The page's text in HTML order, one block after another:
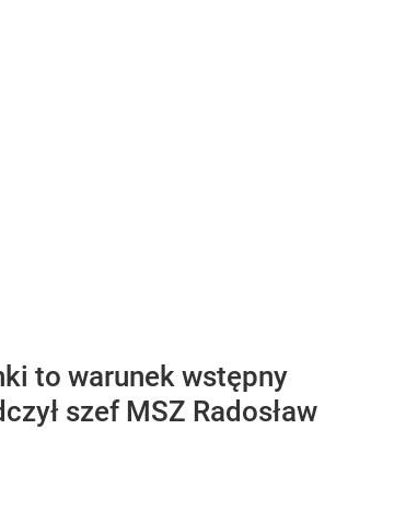
to warunek wstępny
szef MSZ Radosław